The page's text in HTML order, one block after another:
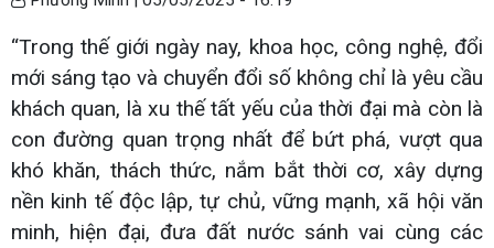
“Trong thế giới ngày nay, khoa học, công nghệ, đổi
mới sáng tạo và chuyển đổi số không chỉ là yêu cầu
khách quan, là xu thế tất yếu của thời đại mà còn là
con đường quan trọng nhất để bứt phá, vượt qua
khó khăn, thách thức, nắm bắt thời cơ, xây dựng
nền kinh tế độc lập, tự chủ, vững mạnh, xã hội văn
minh, hiện đại, đưa đất nước sánh vai cùng các